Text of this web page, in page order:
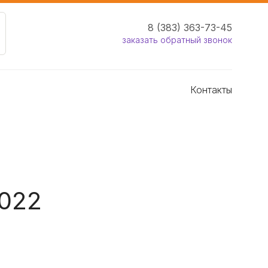
8 (383) 363-73-45
заказать обратный звонок
Контакты